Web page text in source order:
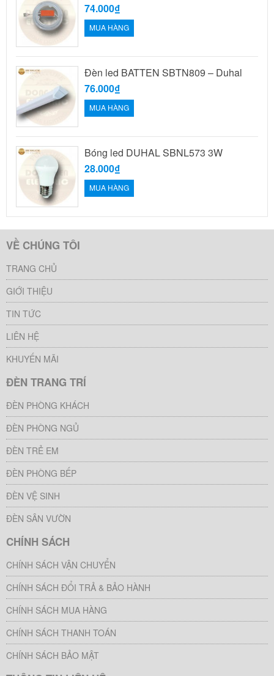
74.000₫
MUA HÀNG
Đèn led BATTEN SBTN809 – Duhal
76.000₫
MUA HÀNG
Bóng led DUHAL SBNL573 3W
28.000₫
MUA HÀNG
VỀ CHÚNG TÔI
TRANG CHỦ
GIỚI THIỆU
TIN TỨC
LIÊN HỆ
KHUYẾN MÃI
ĐÈN TRANG TRÍ
ĐÈN PHÒNG KHÁCH
ĐÈN PHÒNG NGỦ
ĐÈN TRẺ EM
ĐÈN PHÒNG BẾP
ĐÈN VỆ SINH
ĐÈN SÂN VƯỜN
CHÍNH SÁCH
CHÍNH SÁCH VẬN CHUYỂN
CHÍNH SÁCH ĐỔI TRẢ & BẢO HÀNH
CHÍNH SÁCH MUA HÀNG
CHÍNH SÁCH THANH TOÁN
CHÍNH SÁCH BẢO MẬT